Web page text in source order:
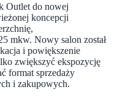
Outlet do nowej
koncepcji
mkw. Nowy salon został
i powiększenie
zwiększyć ekspozycję
format sprzedaży
i zakupowych.